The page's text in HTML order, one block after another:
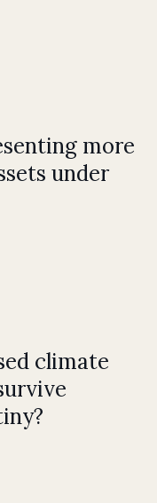
more
under
climate